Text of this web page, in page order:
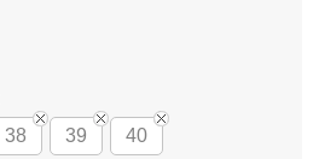
38 39 40